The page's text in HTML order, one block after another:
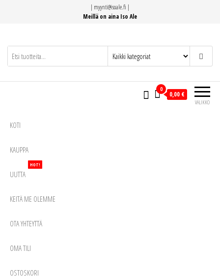
| myynti@isoale.fi |
Meillä on aina Iso Ale
VALIKKO
0
0,00 €
KOTI
KAUPPA
UUTTA
HOT!
KEITÄ ME OLEMME
OTA YHTEYTTÄ
OMA TILI
OSTOSKORI